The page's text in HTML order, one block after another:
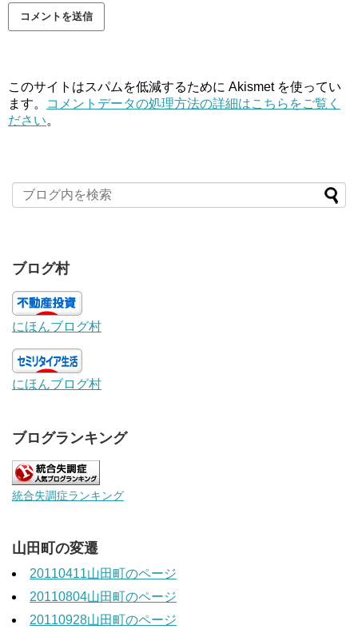
このサイトはスパムを低減するために Akismet を使ってい
ます。
コメントデータの処理方法の詳細はこちらをご覧く
ださい。
ブログ村
にほんブログ村
にほんブログ村
ブログランキング
統合失調症ランキング
山田町の変遷
20110411山田町のページ
20110804山田町のページ
20110928山田町のページ